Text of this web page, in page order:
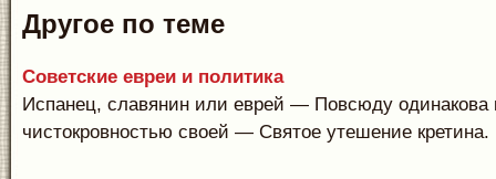
Другое по теме
Советские евреи и политика
Испанец, славянин или еврей — Повсюду одинакова
чистокровностью своей — Святое утешение